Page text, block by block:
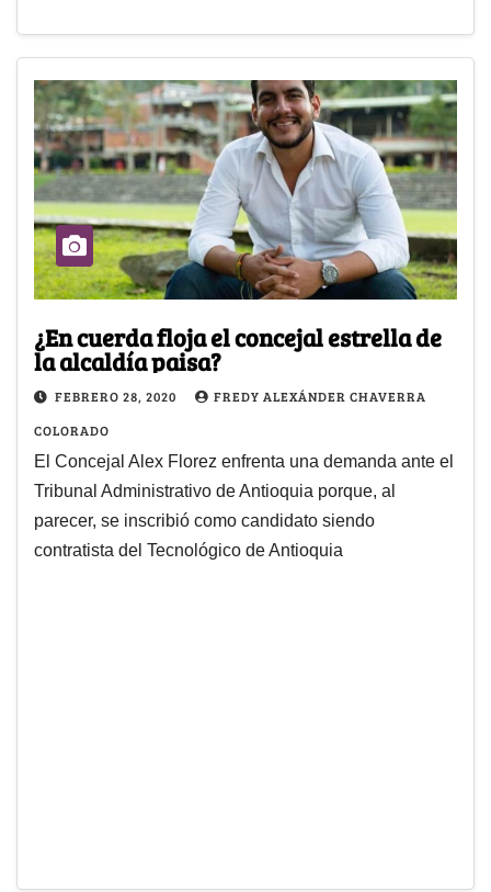
¿En cuerda floja el concejal estrella de
la alcaldía paisa?
FEBRERO 28, 2020
FREDY ALEXÁNDER CHAVERRA
COLORADO
El Concejal Alex Florez enfrenta una demanda ante el
Tribunal Administrativo de Antioquia porque, al
parecer, se inscribió como candidato siendo
contratista del Tecnológico de Antioquia